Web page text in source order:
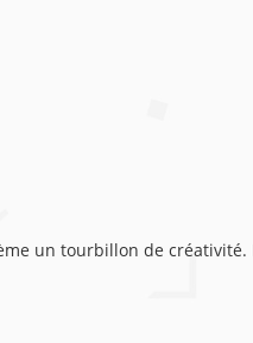
un tourbillon de